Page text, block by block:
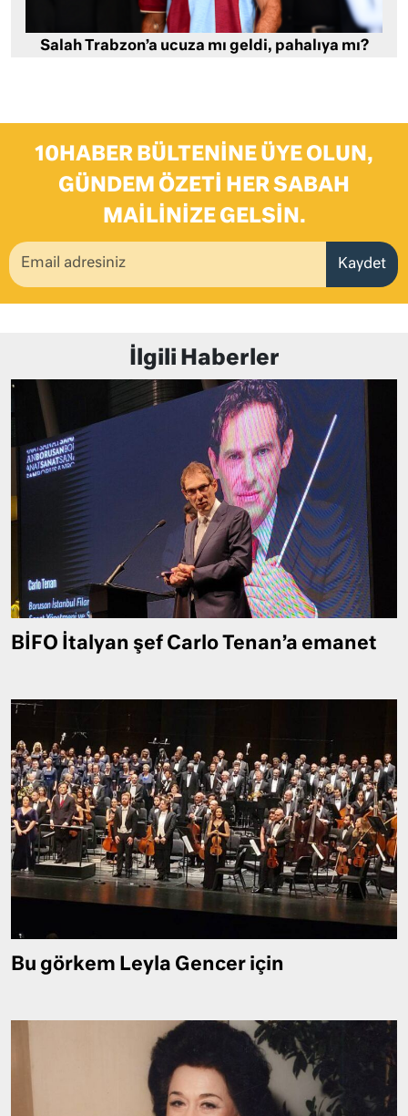
Salah Trabzon’a ucuza mı geldi, pahalıya mı?
10HABER BÜLTENINE ÜYE OLUN,
GÜNDEM ÖZETI HER SABAH
MAILINIZE GELSIN.
Kaydet
İlgili Haberler
BİFO İtalyan şef Carlo Tenan’a emanet
Bu görkem Leyla Gencer için